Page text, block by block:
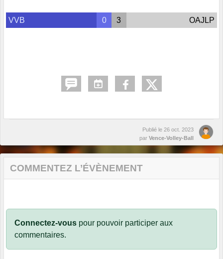
VVB 0 3 OAJLP
Publié le 26 oct. 2023
par Vence-Volley-Ball
COMMENTEZ L’ÉVÈNEMENT
Connectez-vous pour pouvoir participer aux
commentaires.